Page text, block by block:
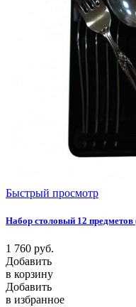
Быстрый просмотр
Набор столовый 12
1 760 руб.
Добавить
в корзину
Добавить
в избранное